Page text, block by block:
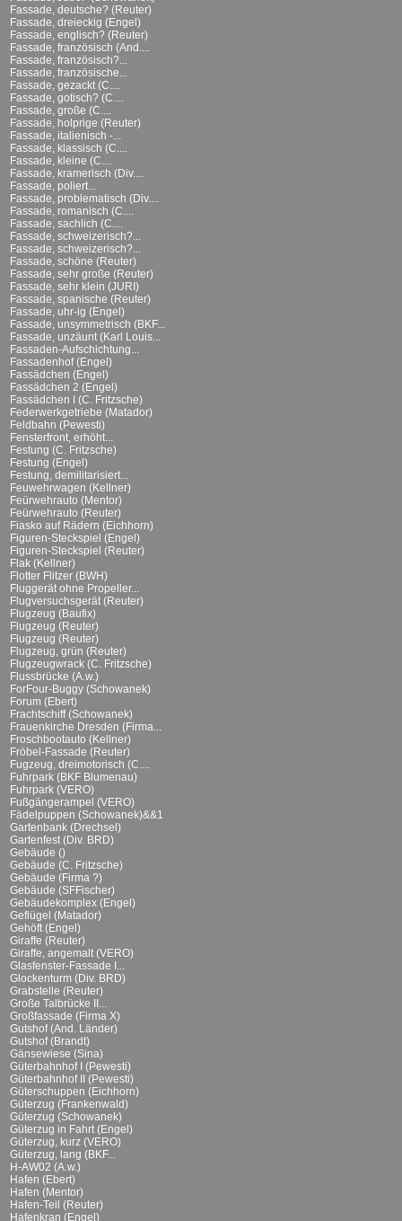
Fassade, deutsche? (Reuter)
Fassade, dreieckig (Engel)
Fassade, englisch? (Reuter)
Fassade, französisch (And....
Fassade, französisch?...
Fassade, französische...
Fassade, gezackt (C....
Fassade, gotisch? (C....
Fassade, große (C....
Fassade, holprige (Reuter)
Fassade, italienisch -...
Fassade, klassisch (C....
Fassade, kleine (C....
Fassade, kramerisch (Div....
Fassade, poliert...
Fassade, problematisch (Div....
Fassade, romanisch (C....
Fassade, sachlich (C....
Fassade, schweizerisch?...
Fassade, schweizerisch?...
Fassade, schöne (Reuter)
Fassade, sehr große (Reuter)
Fassade, sehr klein (JURI)
Fassade, spanische (Reuter)
Fassade, uhr-ig (Engel)
Fassade, unsymmetrisch (BKF...
Fassade, unzäunt (Karl Louis...
Fassaden-Aufschichtung...
Fassadenhof (Engel)
Fassädchen (Engel)
Fassädchen 2 (Engel)
Fassädchen I (C. Fritzsche)
Federwerkgetriebe (Matador)
Feldbahn (Pewesti)
Fensterfront, erhöht...
Festung (C. Fritzsche)
Festung (Engel)
Festung, demilitarisiert...
Feuwehrwagen (Kellner)
Feürwehrauto (Mentor)
Feürwehrauto (Reuter)
Fiasko auf Rädern (Eichhorn)
Figuren-Steckspiel (Engel)
Figuren-Steckspiel (Reuter)
Flak (Kellner)
Flotter Flitzer (BWH)
Fluggerät ohne Propeller...
Flugversuchsgerät (Reuter)
Flugzeug (Baufix)
Flugzeug (Reuter)
Flugzeug (Reuter)
Flugzeug, grün (Reuter)
Flugzeugwrack (C. Fritzsche)
Flussbrücke (A.w.)
ForFour-Buggy (Schowanek)
Forum (Ebert)
Frachtschiff (Schowanek)
Frauenkirche Dresden (Firma...
Froschbootauto (Kellner)
Fröbel-Fassade (Reuter)
Fugzeug, dreimotorisch (C....
Fuhrpark (BKF Blumenau)
Fuhrpark (VERO)
Fußgängerampel (VERO)
Fädelpuppen (Schowanek)&&1
Gartenbank (Drechsel)
Gartenfest (Div. BRD)
Gebäude ()
Gebäude (C. Fritzsche)
Gebäude (Firma ?)
Gebäude (SFFischer)
Gebäudekomplex (Engel)
Geflügel (Matador)
Gehöft (Engel)
Giraffe (Reuter)
Giraffe, angemalt (VERO)
Glasfenster-Fassade I...
Glockenturm (Div. BRD)
Grabstelle (Reuter)
Große Talbrücke II...
Großfassade (Firma X)
Gutshof (And. Länder)
Gutshof (Brandt)
Gänsewiese (Sina)
Güterbahnhof I (Pewesti)
Güterbahnhof II (Pewesti)
Güterschuppen (Eichhorn)
Güterzug (Frankenwald)
Güterzug (Schowanek)
Güterzug in Fahrt (Engel)
Güterzug, kurz (VERO)
Güterzug, lang (BKF...
H-AW02 (A.w.)
Hafen (Ebert)
Hafen (Mentor)
Hafen-Teil (Reuter)
Hafenkran (Engel)